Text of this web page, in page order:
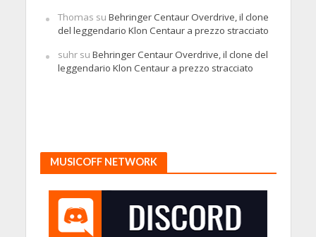
Thomas su Behringer Centaur Overdrive, il clone
del leggendario Klon Centaur a prezzo stracciato
suhrsu Behringer Centaur Overdrive, il clone del
leggendario Klon Centaur a prezzo stracciato
MUSICOFF NETWORK